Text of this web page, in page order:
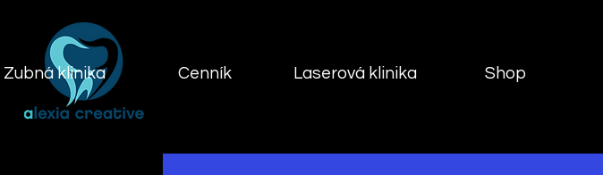
Zubná klinika Cenník Laserová klinika Shop